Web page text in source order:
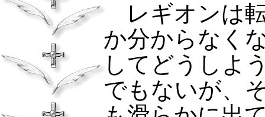
レギオンは
か分からなく
してどうしよ
でもないが、